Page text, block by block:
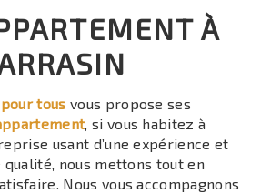
À
tous vous propose ses
, si vous habitez à
usant d’une expérience et
qualité, nous mettons tout en
Nous vous accompagnons